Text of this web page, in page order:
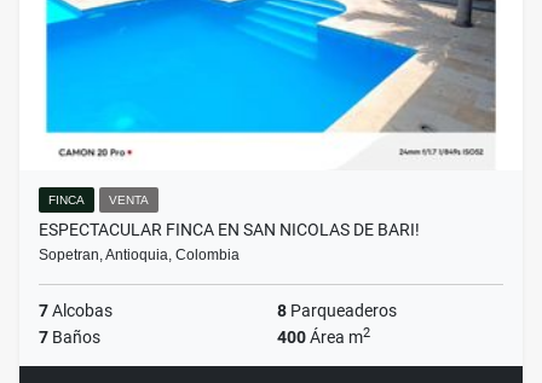
FINCA VENTA
ESPECTACULAR FINCA EN SAN NICOLAS DE BARI!
Sopetran, Antioquia, Colombia
7Alcobas 8 Parqueaderos
7 Baños 400Área m2